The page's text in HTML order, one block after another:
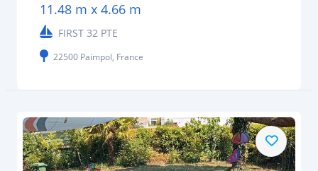
11.48 m x 4.66 m
FIRST 32 PTE
22500 Paimpol, France